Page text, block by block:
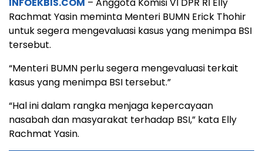
Rachmat Yasin meminta Menteri BUMN Erick Thohir
untuk segera mengevaluasi kasus yang menimpa BSI
tersebut.
“Menteri BUMN perlu segera mengevaluasi terkait
kasus yang menimpa BSI tersebut.”
“Hal ini dalam rangka menjaga kepercayaan
nasabah dan masyarakat terhadap BSI,” kata Elly
Rachmat Yasin.